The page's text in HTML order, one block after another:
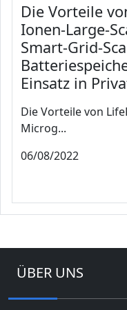
Die Vorteile
Ionen-Large-
Smart-Grid-
Einsatz in
Die Vorteile von
Microg...
06/08/2022
ÜBER UNS